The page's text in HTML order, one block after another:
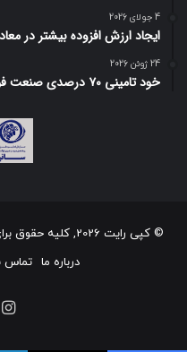
4 جولای 2026
ایجاد ارزش افزوده بیشتر در
24 ژوئن 2026
خود تامینی ۷۰ درصدی صنعت فولاد در بحث انرژی
© کپی رایت 2026, کلیه حقوق برای تلویزیون صنعت ایران محفوظ است.
درباره ما تماس